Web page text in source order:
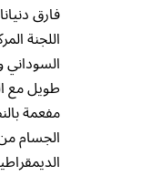
فارق
اللجنة
مفعمة
الجسام